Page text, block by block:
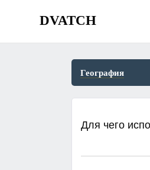
DVATCH
География
Для чего